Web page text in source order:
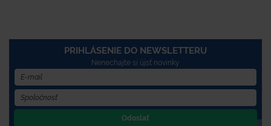
PRIHLÁSENIE DO NEWSLETTERU
Nenechajte si újsť novinky
Odoslať